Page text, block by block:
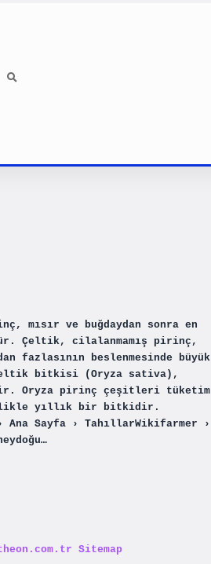
ve buğdaydan sonra en
Çeltik, cilalanmamış pirinç,
fazlasının beslenmesinde büyük
bitkisi (Oryza sativa),
Oryza pirinç çeşitleri tüketim
yıllık bir bitkidir.
Sayfa › TahıllarWikifarmer ›
Sitemap